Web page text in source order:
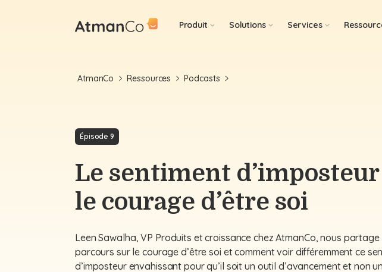
Produit Solutions Services
AtmanCo Ressources Podcasts
Épisode 9
Le sentiment
le courage d’être soi
Leen Sawalha, VP Produits et croissance chez AtmanCo, nous partage
parcours sur le courage d’être soi et comment voir différemment ce
d’imposteur envahissant pour qu’il soit un outil d’avancement et non